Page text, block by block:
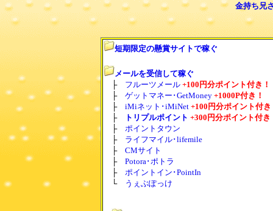
金持ち兄
短期限定の懸賞サイトで稼ぐ
メールを受信して稼ぐ
├ フルーツメール +100円分ポイント付き！
├ ゲットマネー･GetMoney +1000P付き！
├ iMiネット･iMiNet +100円分ポイント付き
├
トリプルポイント +300円分ポイント付き
├ ポイントタウン
├ ライフマイル･lifemile
├ CMサイト
├ Potora･ポトラ
├ ポイントイン･PointIn
└
うぇぶぽっけ